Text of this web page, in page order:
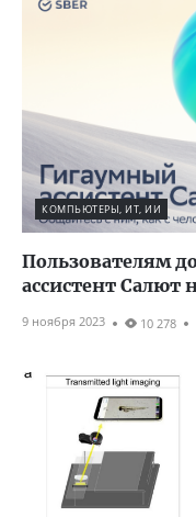
КОМПЬЮТЕРЫ, ИТ, ИИ
Пользователям
ассистент Салют
9 ноября 2023 10 278